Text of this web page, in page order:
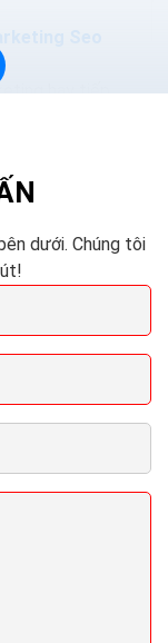
Seo
hay tiếp
dưới. Chúng tôi